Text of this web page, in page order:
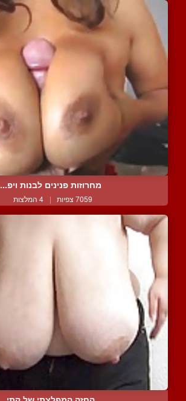
מחרוזות פנינים לבנות ויפ...
7059 צפיות | 4 המלצות